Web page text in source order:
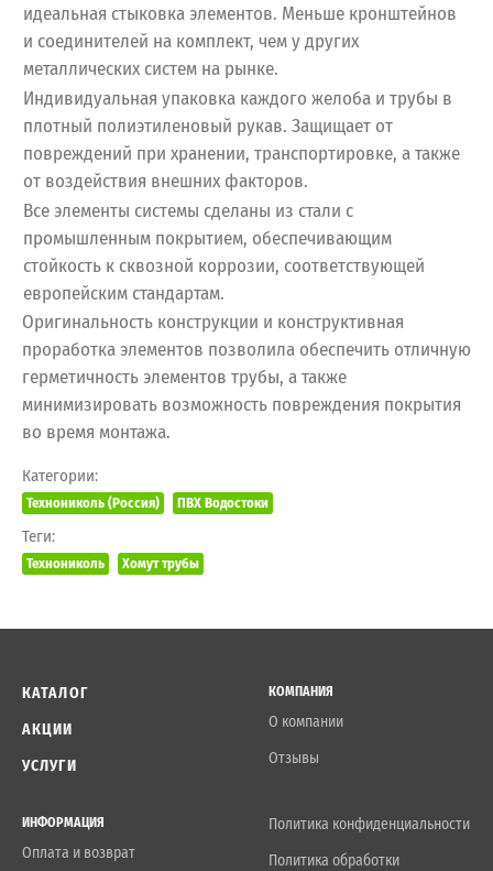
идеальная стыковка элементов. Меньше кронштейнов
и соединителей на комплект, чем у других
металлических систем на рынке.
Индивидуальная упаковка каждого желоба и трубы в
плотный полиэтиленовый рукав. Защищает от
повреждений при хранении, транспортировке, а также
от воздействия внешних факторов.
Все элементы системы сделаны из стали с
промышленным покрытием, обеспечивающим
стойкость к сквозной коррозии, соответствующей
европейским стандартам.
Оригинальность конструкции и конструктивная
проработка элементов позволила обеспечить отличную
герметичность элементов трубы, а также
минимизировать возможность повреждения покрытия
во время монтажа.
Категории:
Технониколь (Россия) ПВХ Водостоки
Теги:
Технониколь Хомут трубы
КАТАЛОГ
АКЦИИ
УСЛУГИ
КОМПАНИЯ
О компании
Отзывы
ИНФОРМАЦИЯ
Оплата и возврат
Политика конфиденциальности
Политика обработки